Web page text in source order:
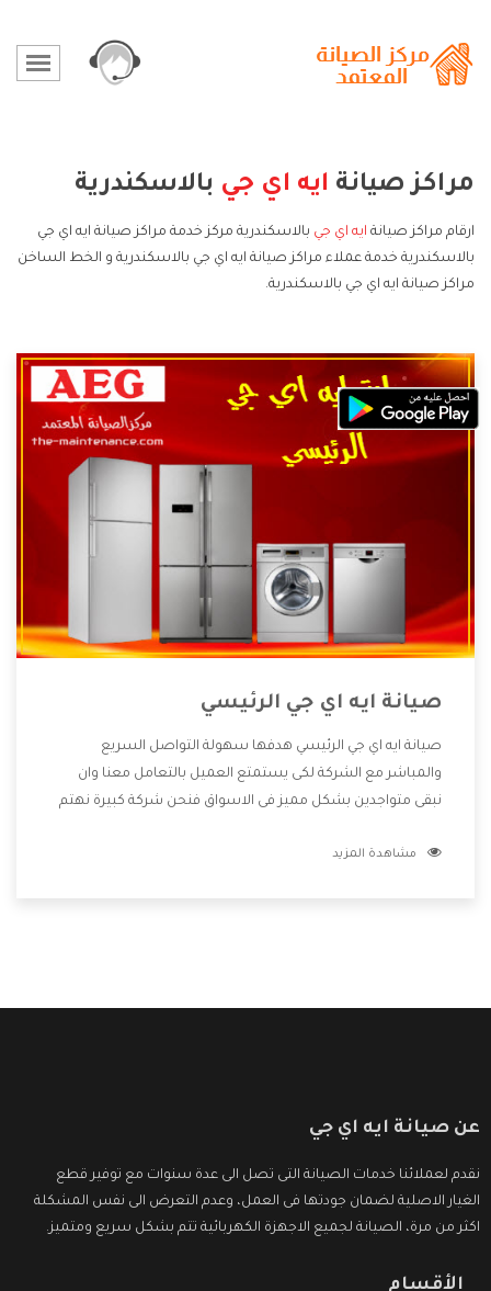
مراكز صيانة ايه اي جي بالاسكندرية
ارقام مراكز صيانة ايه اي جي بالاسكندرية مركز خدمة مراكز صيانة ايه اي جي
بالاسكندرية خدمة عملاء مراكز صيانة ايه اي جي بالاسكندرية و الخط الساخن
مراكز صيانة ايه اي جي بالاسكندرية.
صيانة ايه اي جي الرئيسي
صيانة ايه اي جي الرئيسي هدفها سهولة التواصل السريع
والمباشر مع الشركة لكى يستمتع العميل بالتعامل معنا وان
نبقى متواجدين بشكل مميز فى الاسواق فنحن شركة كبيرة نهتم
الشركة بها والتى تكون منها خدمة الصيانة التى تكون من أهم
مشاهدة المزيد
عن صيانة ايه اي جي
نقدم لعملائنا خدمات الصيانة التى تصل الى عدة سنوات مع توفير قطع
الغيار الاصلية لضمان جودتها فى العمل، وعدم التعرض الى نفس المشكلة
اكثر من مرة، الصيانة لجميع الاجهزة الكهربائية تتم بشكل سريع ومتميز.
الأقسام